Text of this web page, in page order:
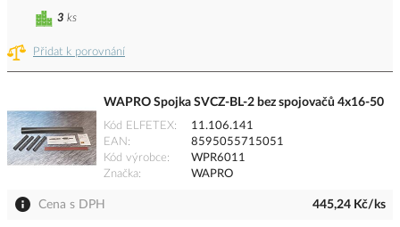
Přidat k porovnání
3 ks
WAPRO Spojka SVCZ-BL-2 bez spojovačů 4x16-50
Kód ELFETEX
11.106.141
EAN
8595055715051
Kód výrobce
WPR6011
Značka
WAPRO
Cena s DPH 445,24 Kč/ks